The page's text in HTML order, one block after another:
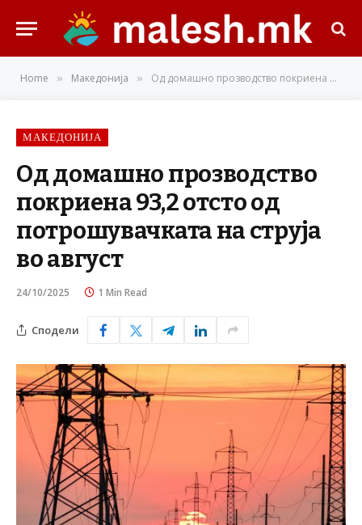
Home » Македонија » Од домашно прозводство покриена 93,2 отсто од потрошувачката на струја во август
МАКЕДОНИЈА
Од домашно прозводство
покриена 93,2 отсто од
потрошувачката на струја
во август
24/10/2025 1 Min Read
Сподели